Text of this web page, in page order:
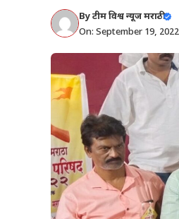
Byटीम विश्व न्यूज मराठी
On: September 19,